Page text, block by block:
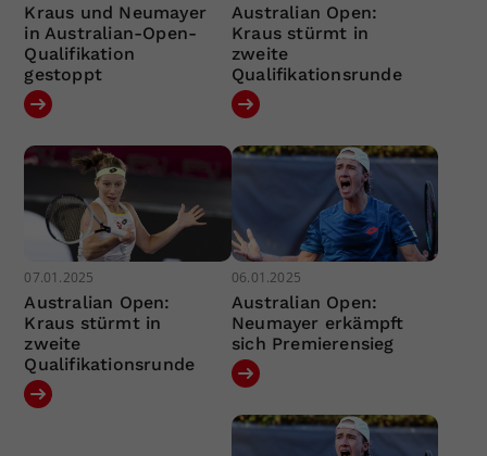
Kraus und Neumayer
in Australian-Open-
Qualifikation
gestoppt
Australian Open:
Kraus stürmt in
zweite
Qualifikationsrunde
07.01.2025
Australian Open:
Kraus stürmt in
zweite
Qualifikationsrunde
06.01.2025
Australian Open:
Neumayer erkämpft
sich Premierensieg